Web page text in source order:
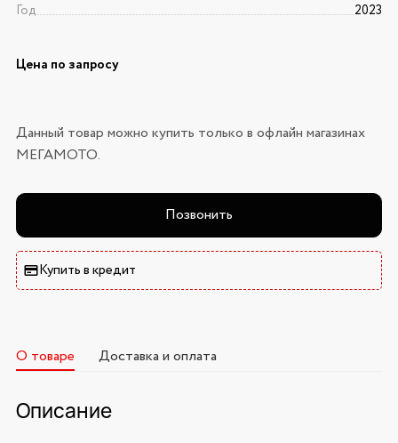
Год
2023
Цена по запросу
Данный товар можно купить только в офлайн магазинах
МЕГАМОТО.
Позвонить
Купить в кредит
О товаре Доставка и оплата
Описание